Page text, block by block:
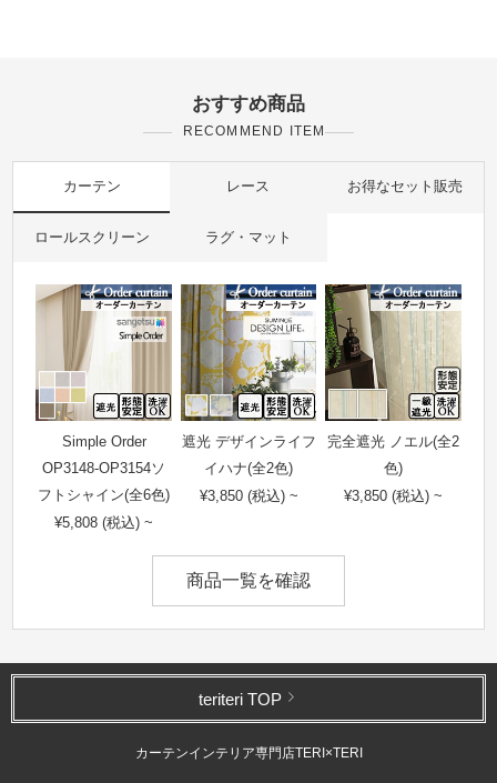
おすすめ商品
RECOMMEND ITEM
カーテン レース お得なセット販売
ロールスクリーン ラグ・マット
Simple Order
OP3148-OP3154ソ
フトシャイン(全6色)
¥5,808 (税込) ~
遮光 デザインライフ
イハナ(全2色)
¥3,850 (税込) ~
完全遮光 ノエル(全2
色)
¥3,850 (税込) ~
商品一覧を確認
teriteri TOP
カーテンインテリア専門店TERI×TERI